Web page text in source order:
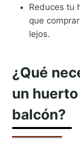
Reduces tu
que
lejos.
¿Qué
un
balcón?